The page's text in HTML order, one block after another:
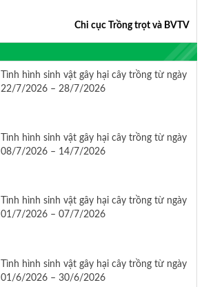
Chi cục Trồng trọt và BVTV
Tình hình sinh vật gây hại cây trồng từ ngày
22/7/2026 – 28/7/2026
Tình hình sinh vật gây hại cây trồng từ ngày
08/7/2026 – 14/7/2026
Tình hình sinh vật gây hại cây trồng từ ngày
01/7/2026 – 07/7/2026
Tình hình sinh vật gây hại cây trồng từ ngày
01/6/2026 – 30/6/2026